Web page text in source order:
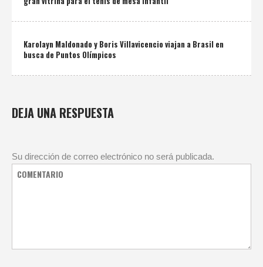
Karolayn Maldonado y Boris Villavicencio viajan a Brasil en
busca de Puntos Olímpicos
DEJA UNA RESPUESTA
Su dirección de correo electrónico no será publicada.